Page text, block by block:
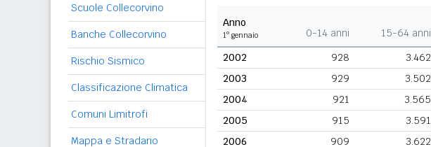
Scuole Collecorvino
Banche Collecorvino
Rischio Sismico
Classificazione Climatica
Comuni Limitrofi
Mappa e Stradario
Anno
1° gennaio 0-14 anni 15-64 anni
2002
928 3.462
2003
929 3.502
2004
921 3.565
2005
915 3.591
2006
909 3.622